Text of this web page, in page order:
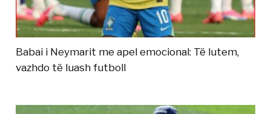
Babai i Neymarit me apel emocional: Të lutem,
vazhdo të luash futboll